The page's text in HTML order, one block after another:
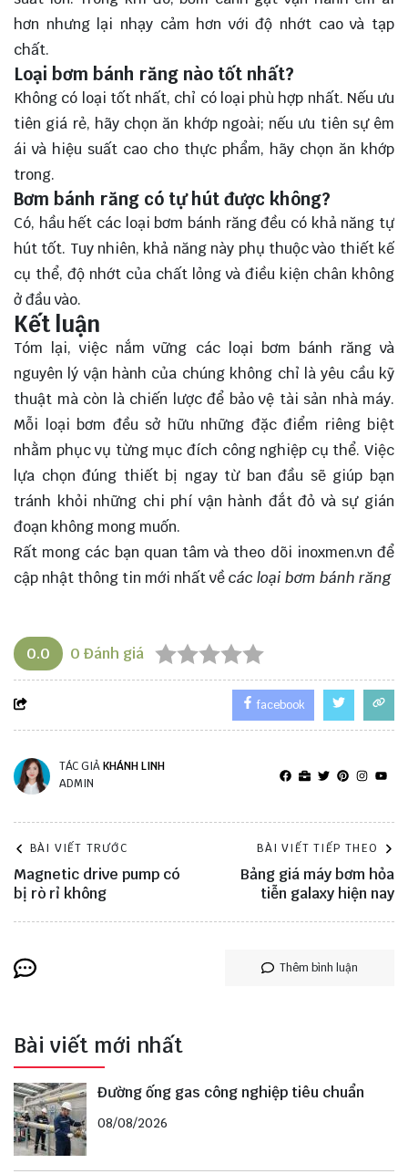
hơn nhưng lại nhạy cảm hơn với độ nhớt cao và tạp
chất.
Loại bơm bánh răng nào tốt nhất?
Không có loại tốt nhất, chỉ có loại phù hợp nhất. Nếu ưu
tiên giá rẻ, hãy chọn ăn khớp ngoài; nếu ưu tiên sự êm
ái và hiệu suất cao cho thực phẩm, hãy chọn ăn khớp
trong.
Bơm bánh răng có tự hút được không?
Có, hầu hết các loại bơm bánh răng đều có khả năng tự
hút tốt. Tuy nhiên, khả năng này phụ thuộc vào thiết kế
cụ thể, độ nhớt của chất lỏng và điều kiện chân không
ở đầu vào.
Kết luận
Tóm lại, việc nắm vững các loại bơm bánh răng và
nguyên lý vận hành của chúng không chỉ là yêu cầu kỹ
thuật mà còn là chiến lược để bảo vệ tài sản nhà máy.
Mỗi loại bơm đều sở hữu những đặc điểm riêng biệt
nhằm phục vụ từng mục đích công nghiệp cụ thể. Việc
lựa chọn đúng thiết bị ngay từ ban đầu sẽ giúp bạn
tránh khỏi những chi phí vận hành đắt đỏ và sự gián
đoạn không mong muốn.
Rất mong các bạn quan tâm và theo dõi inoxmen.vn để
cập nhật thông tin mới nhất vềcác loại bơm bánh răng
0.0 0 Đánh giá
facebook
TÁC GIẢKHÁNH LINH
ADMIN
BÀI VIẾT TRƯỚC
Magnetic drive pump có
bị rò rỉ không
BÀI VIẾT TIẾP THEO
Bảng giá máy bơm hỏa
tiễn galaxy hiện nay
Thêm bình luận
Bài viết mới nhất
Đường ống gas công nghiệp tiêu chuẩn
08/08/2026